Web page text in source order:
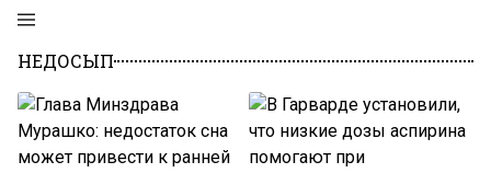
НЕДОСЫП